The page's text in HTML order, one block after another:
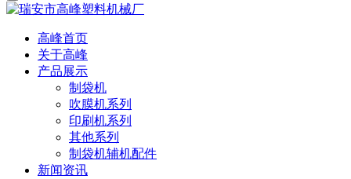
高峰首页
关于高峰
产品展示
制袋机
吹膜机系列
印刷机系列
其他系列
制袋机辅机配件
新闻资讯